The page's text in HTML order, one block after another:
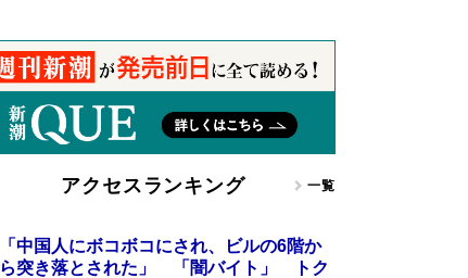
アクセスランキング 一覧
「中国人にボコボコにされ、ビルの6階か
ら突き落とされた」 「闇バイト」 トク